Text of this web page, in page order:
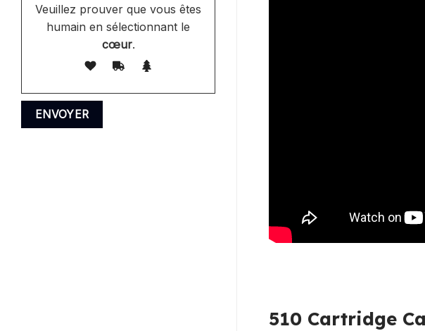
Veuillez prouver que vous êtes
humain en sélectionnant le
cœur.
510 Cartridge